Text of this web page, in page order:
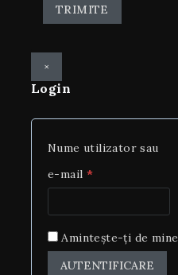
×
Login
Nume utilizator sau
e-mail *
Amintește-ți de mine
AUTENTIFICARE